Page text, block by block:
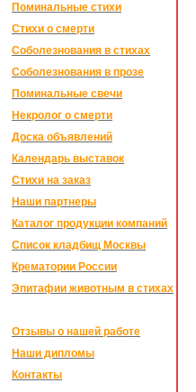
Поминальные стихи
Стихи о смерти
Соболезнования в стихах
Соболезнования в прозе
Поминальные свечи
Некролог о смерти
Доска объявлений
Календарь выставок
Стихи на заказ
Наши партнеры
Каталог продукции компаний
Список кладбищ Москвы
Крематории России
Эпитафии животным в стихах
Отзывы о нашей работе
Наши дипломы
Контакты